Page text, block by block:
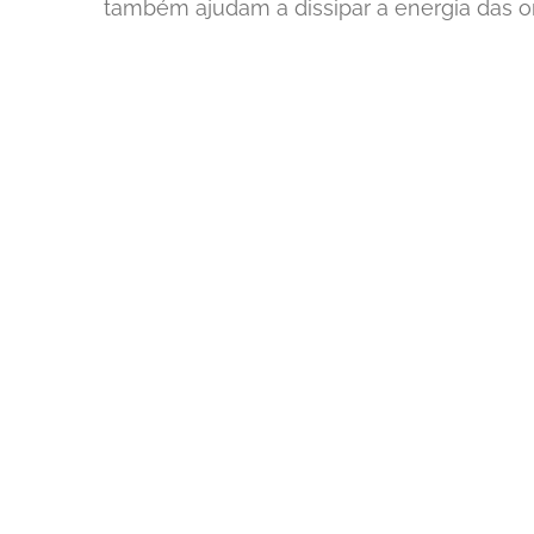
também ajudam a dissipar a energia das